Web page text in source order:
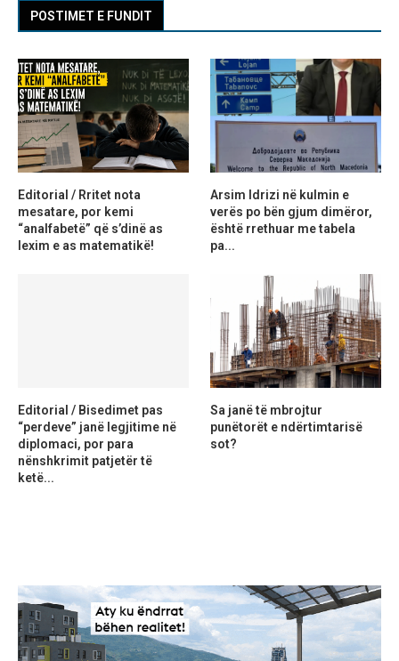
POSTIMET E FUNDIT
Editorial / Rritet nota
mesatare, por kemi
“analfabetë” që s’dinë as
lexim e as matematikë!
Arsim Idrizi në kulmin e
verës po bën gjum dimëror,
është rrethuar me tabela
pa...
Editorial / Bisedimet pas
“perdeve” janë legjitime në
diplomaci, por para
nënshkrimit patjetër të
ketë...
Sa janë të mbrojtur
punëtorët e ndërtimtarisë
sot?